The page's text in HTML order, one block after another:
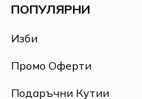
ПОПУЛЯРНИ
Изби
Промо Оферти
Подаръчни Кутии